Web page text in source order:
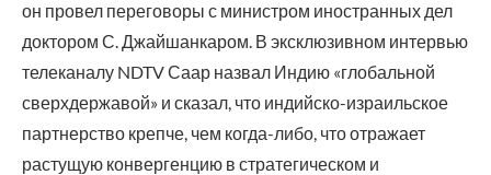
он провел переговоры с министром иностранных дел
доктором С. Джайшанкаром. В эксклюзивном интервью
телеканалу NDTV Саар назвал Индию «глобальной
сверхдержавой» и сказал, что индийско-израильское
партнерство крепче, чем когда-либо, что отражает
растущую конвергенцию в стратегическом и